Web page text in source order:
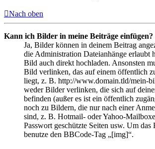
Nach oben
Kann ich Bilder in meine Beiträge einfügen?
Ja, Bilder können in deinem Beitrag
die Administration Dateianhänge erlaubt
Bild auch direkt hochladen. Ansonsten
Bild verlinken, das auf einem öffentlich
liegt, z. B. http://www.domain.tld/mein-
weder Bilder verlinken, die sich auf
befinden (außer es ist ein öffentlich
noch zu Bildern, die nur nach einer
sind, z. B. Hotmail- oder Yahoo-
Passwort geschützte Seiten usw. Um das
benutze den BBCode-Tag „[img]“.